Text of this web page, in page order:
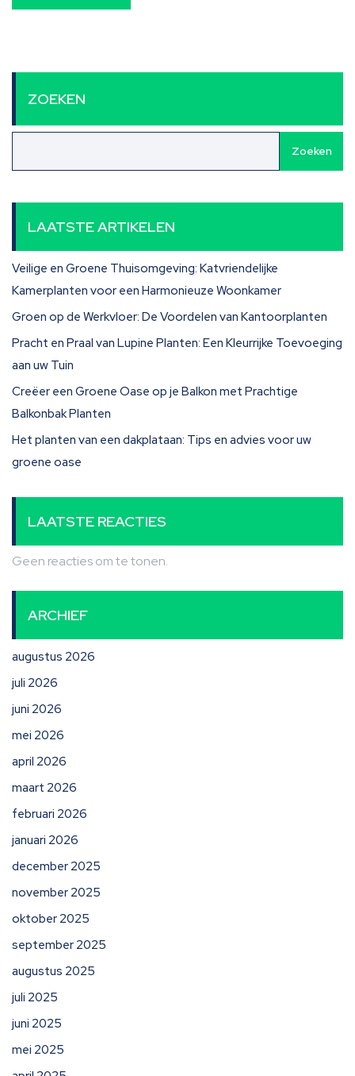
ZOEKEN
Zoeken
LAATSTE ARTIKELEN
Veilige en Groene Thuisomgeving: Katvriendelijke
Kamerplanten voor een Harmonieuze Woonkamer
Groen op de Werkvloer: De Voordelen van Kantoorplanten
Pracht en Praal van Lupine Planten: Een Kleurrijke Toevoeging
aan uw Tuin
Creëer een Groene Oase op je Balkon met Prachtige
Balkonbak Planten
Het planten van een dakplataan: Tips en advies voor uw
groene oase
LAATSTE REACTIES
Geen reacties om te tonen.
ARCHIEF
augustus 2026
juli 2026
juni 2026
mei 2026
april 2026
maart 2026
februari 2026
januari 2026
december 2025
november 2025
oktober 2025
september 2025
augustus 2025
juli 2025
juni 2025
mei 2025